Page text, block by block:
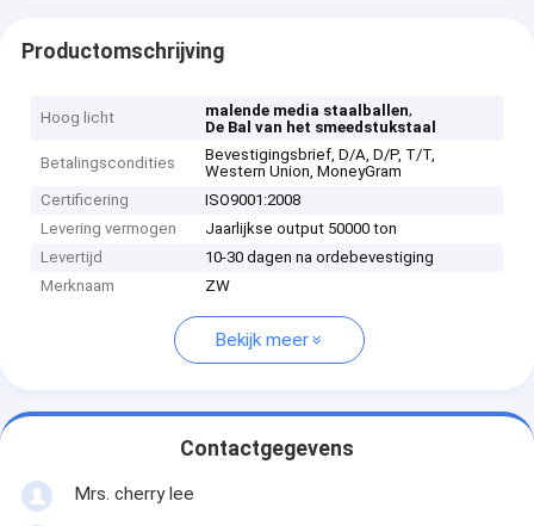
Productomschrijving
Hoog licht malende media staalballen,
De Bal van het smeedstukstaal
Betalingscondities
Bevestigingsbrief, D/A, D/P, T/T,
Western Union, MoneyGram
Certificering
ISO9001:2008
Levering vermogen
Jaarlijkse output 50000 ton
Levertijd
10-30 dagen na ordebevestiging
Merknaam
ZW
Bekijk meer
Contactgegevens
Mrs. cherry lee